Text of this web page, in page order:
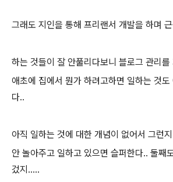
그래도 지인을 통해 프리랜서 개발을 하며
하는 것들이 잘 안풀리다보니 블로그 관리
애초에 집에서 뭔가 하려고하면 일하는 것도
다..
아직 일하는 것에 대한 개념이 없어서 그런
안 놀아주고 일하고 있으면 슬퍼한다.. 둘째
겄지.....